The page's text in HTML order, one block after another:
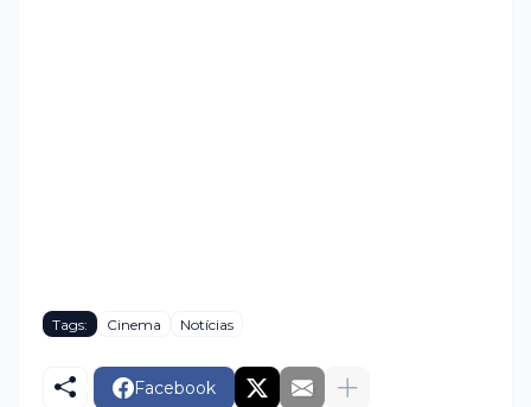
Tags: Cinema Notícias
Facebook